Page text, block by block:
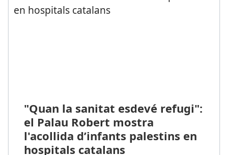
"Quan la sanitat esdevé refugi":
el Palau Robert mostra
l'acollida d’infants palestins en
hospitals catalans